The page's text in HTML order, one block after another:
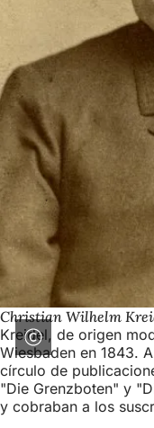
Christian Wilhelm
Kreidel, de origen
Wiesbaden en 1843.
círculo de
"Die Grenzboten" y
y cobraban a los